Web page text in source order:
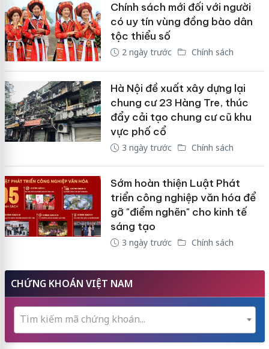
Chính sách mới đối với người
có uy tín vùng đồng bào dân
tộc thiểu số
2 ngày trước Chính sách
Hà Nội đề xuất xây dựng lại
chung cư 23 Hàng Tre, thúc
đẩy cải tạo chung cư cũ khu
vực phố cổ
3 ngày trước Chính sách
Sớm hoàn thiện Luật Phát
triển công nghiệp văn hóa để
gỡ "điểm nghẽn" cho kinh tế
sáng tạo
3 ngày trước Chính sách
CHỨNG KHOÁN VIỆT NAM
Tìm kiếm mã chứng khoán...